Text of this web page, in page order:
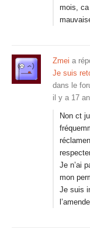
mois, ca
Zmei a
Je suis
dans le
il y a 17
Non ct
Je n’ai
mon
Je suis